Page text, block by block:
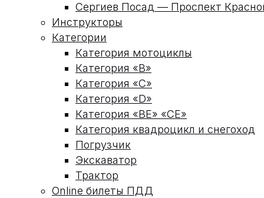
Сергиев Посад — Проспект
Инструкторы
Категории
Категория мотоциклы
Категория «В»
Категория «С»
Категория «D»
Категория «ВЕ» «СЕ»
Категория квадроцикл и снегоход
Погрузчик
Экскаватор
Трактор
Online билеты ПДД